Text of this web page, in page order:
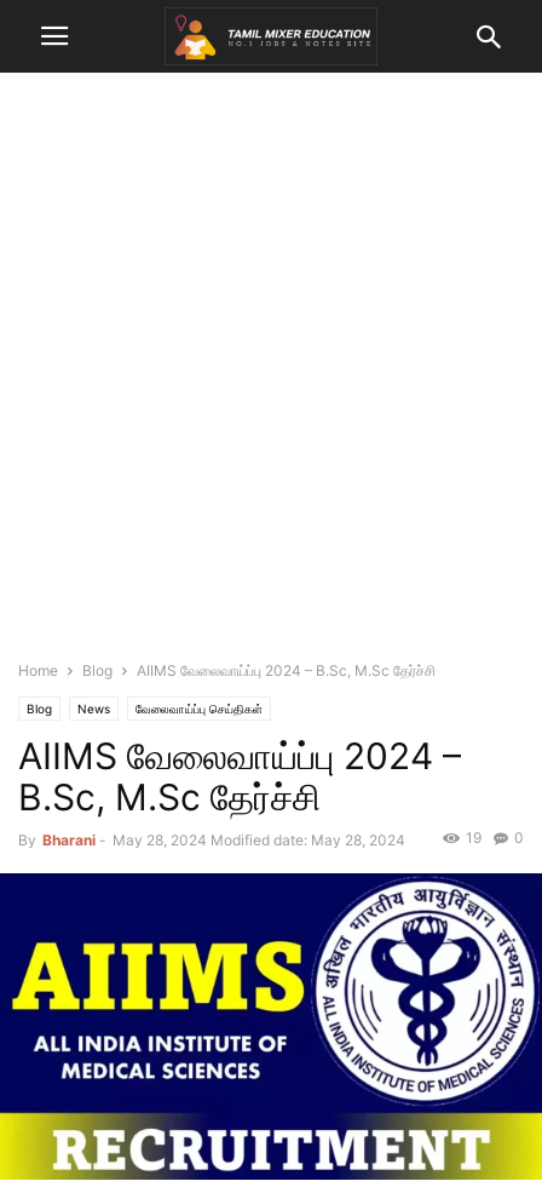
Home Blog AIIMS வேலைவாய்ப்பு 2024 – B.Sc, M.Sc தேர்ச்சி
Blog News வேலைவாய்ப்பு செய்திகள்
AIIMS வேலைவாய்ப்பு 2024 –
B.Sc, M.Sc தேர்ச்சி
By Bharani - May 28, 2024 Modified date: May 28, 2024 0
19